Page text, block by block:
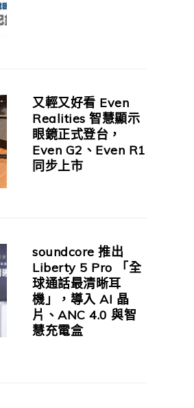
又輕又好看 Even
Realities 智慧顯示
眼鏡正式登台，
Even G2、Even R1
同步上市
soundcore 推出
Liberty 5 Pro 「全
球通話最清晰耳
機」，導入 AI 晶
片、ANC 4.0 與智
慧充電盒